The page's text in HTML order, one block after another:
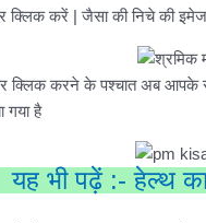
क्लिक करें | जैसा की निचे की इमेज
क्लिक करने के पश्चात अब आपके
गया है
यह भी पढ़ें :- हेल्थ